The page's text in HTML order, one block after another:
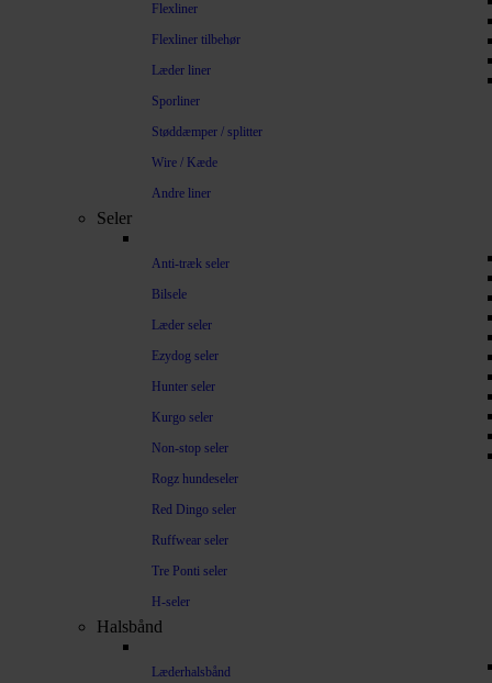
Flexliner
Flexliner tilbehør
Læder liner
Sporliner
Støddæmper / splitter
Wire / Kæde
Andre liner
Seler
Anti-træk seler
Bilsele
Læder seler
Ezydog seler
Hunter seler
Kurgo seler
Non-stop seler
Rogz hundeseler
Red Dingo seler
Ruffwear seler
Tre Ponti seler
H-seler
Halsbånd
Læderhalsbånd